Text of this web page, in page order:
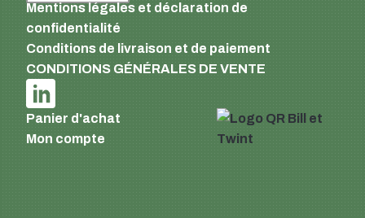
Mentions légales et déclaration de
confidentialité
Conditions de livraison et de paiement
CONDITIONS GÉNÉRALES DE VENTE
Panier d'achat
Mon compte